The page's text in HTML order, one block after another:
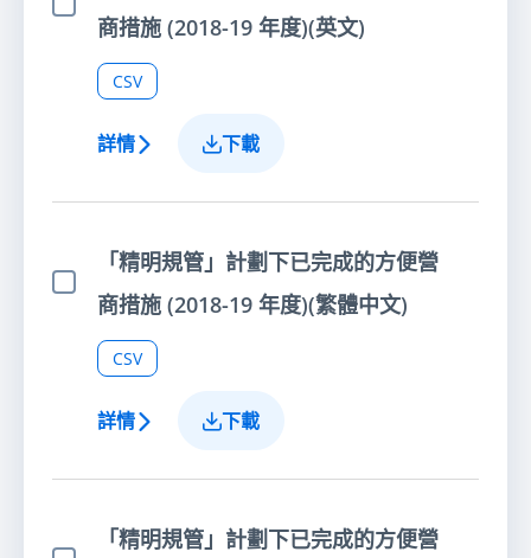
選擇項目商措施 (2018-19 年度)(英文)
CSV
詳情 下載
選擇項目
「精明規管」計劃下已完成的方便營
商措施 (2018-19 年度)(繁體中文)
CSV
詳情 下載
「精明規管」計劃下已完成的方便營